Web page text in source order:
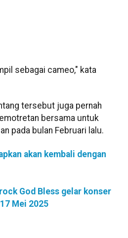
sebagai cameo," kata
tersebut juga pernah
bersama untuk
pada bulan Februari lalu.
akan kembali dengan
God Bless gelar konser
Mei 2025